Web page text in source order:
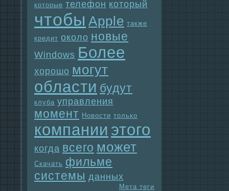
которые телефон который
чтобы Apple также
кредит около новые
Windows Более
хорошо могут
области будут
клуба упpaвления
момент Новости только
компании этого
когда всего может
Скачать фильме
системы данных
Мета теги